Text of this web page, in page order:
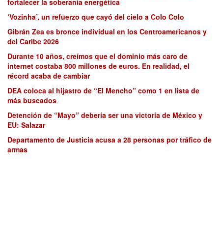
‘Vozinha’, un refuerzo que cayó del cielo a Colo Colo
Gibrán Zea es bronce individual en los Centroamericanos y
del Caribe 2026
Durante 10 años, creímos que el dominio más caro de
internet costaba 800 millones de euros. En realidad, el
récord acaba de cambiar
DEA coloca al hijastro de “El Mencho” como 1 en lista de
más buscados
Detención de “Mayo” debería ser una victoria de México y
EU: Salazar
Departamento de Justicia acusa a 28 personas por tráfico de
armas